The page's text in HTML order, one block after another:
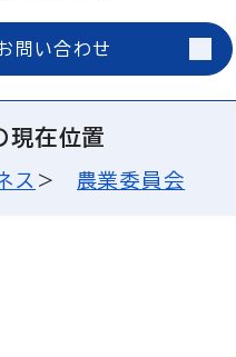
問い合わせ
現在位置
ス 農業委員会